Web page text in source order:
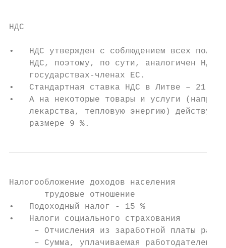
НДС
•   НДС утвержден с соблюдением всех
НДС, поэтому, по сути, аналогичен НДС,
    государствах-членах ЕС.
•   Стандартная ставка НДС в Литве – 21
•   A на некоторые товары и услуги
лекарства, тепловую энергию) действует
    размере 9 %.
Налогообложение доходов населения
       трудовые отношение
•   Подоходный налог - 15 %
•   Налоги социального страхования
– Отчисления из заработной платы
– Сумма, уплачиваемая работодателем,